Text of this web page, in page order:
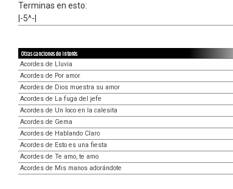
Terminas en esto:
|-5^-|
Otras canciones de interés
Acordes de Lluvia
Acordes de Por amor
Acordes de Dios muestra su amor
Acordes de La fuga del jefe
Acordes de Un loco en la calesita
Acordes de Gema
Acordes de Hablando Claro
Acordes de Esto es una fiesta
Acordes de Te amo, te amo
Acordes de Mis manos adorándote